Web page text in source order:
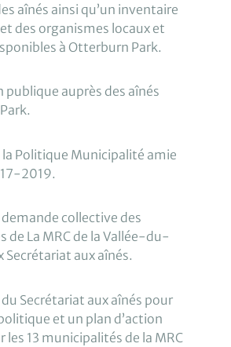
aînés ainsi qu’un inventaire
des organismes locaux et
à Otterburn Park.
auprès des aînés
Politique Municipalité amie
2019.
demande collective des
de La MRC de la Vallée-du-
Secrétariat aux aînés.
Secrétariat aux aînés pour
et un plan d’action
les 13 municipalités de la MRC